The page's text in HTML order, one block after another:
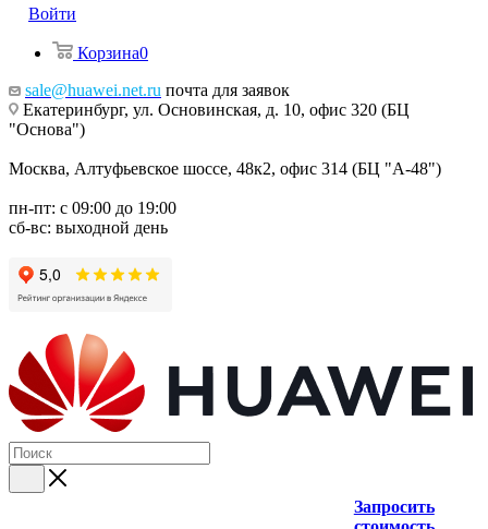
Войти
Корзина0
sale@huawei.net.ru почта для заявок
Екатеринбург, ул. Основинская, д. 10, офис 320 (БЦ
"Основа")
Москва, Алтуфьевское шоссе, 48к2, офис 314 (БЦ "А-48")
пн-пт: с 09:00 до 19:00
сб-вс: выходной день
Запросить